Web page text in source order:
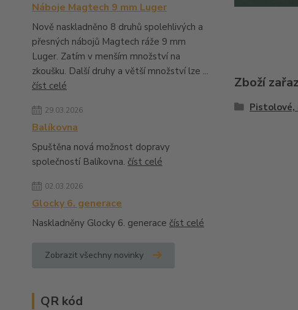
Náboje Magtech 9 mm Luger
Nově naskladněno 8 druhů spolehlivých a
přesných nábojů Magtech ráže 9 mm
Luger. Zatím v menším množství na
zkoušku. Další druhy a větší množství lze ...
číst celé
29.03.2026
Balíkovna
Spuštěna nová možnost dopravy
společností Balíkovna. číst celé
02.03.2026
Glocky 6. generace
Naskladněny Glocky 6. generace číst celé
Zobrazit všechny novinky
QR kód
Zboží
Pistolové,